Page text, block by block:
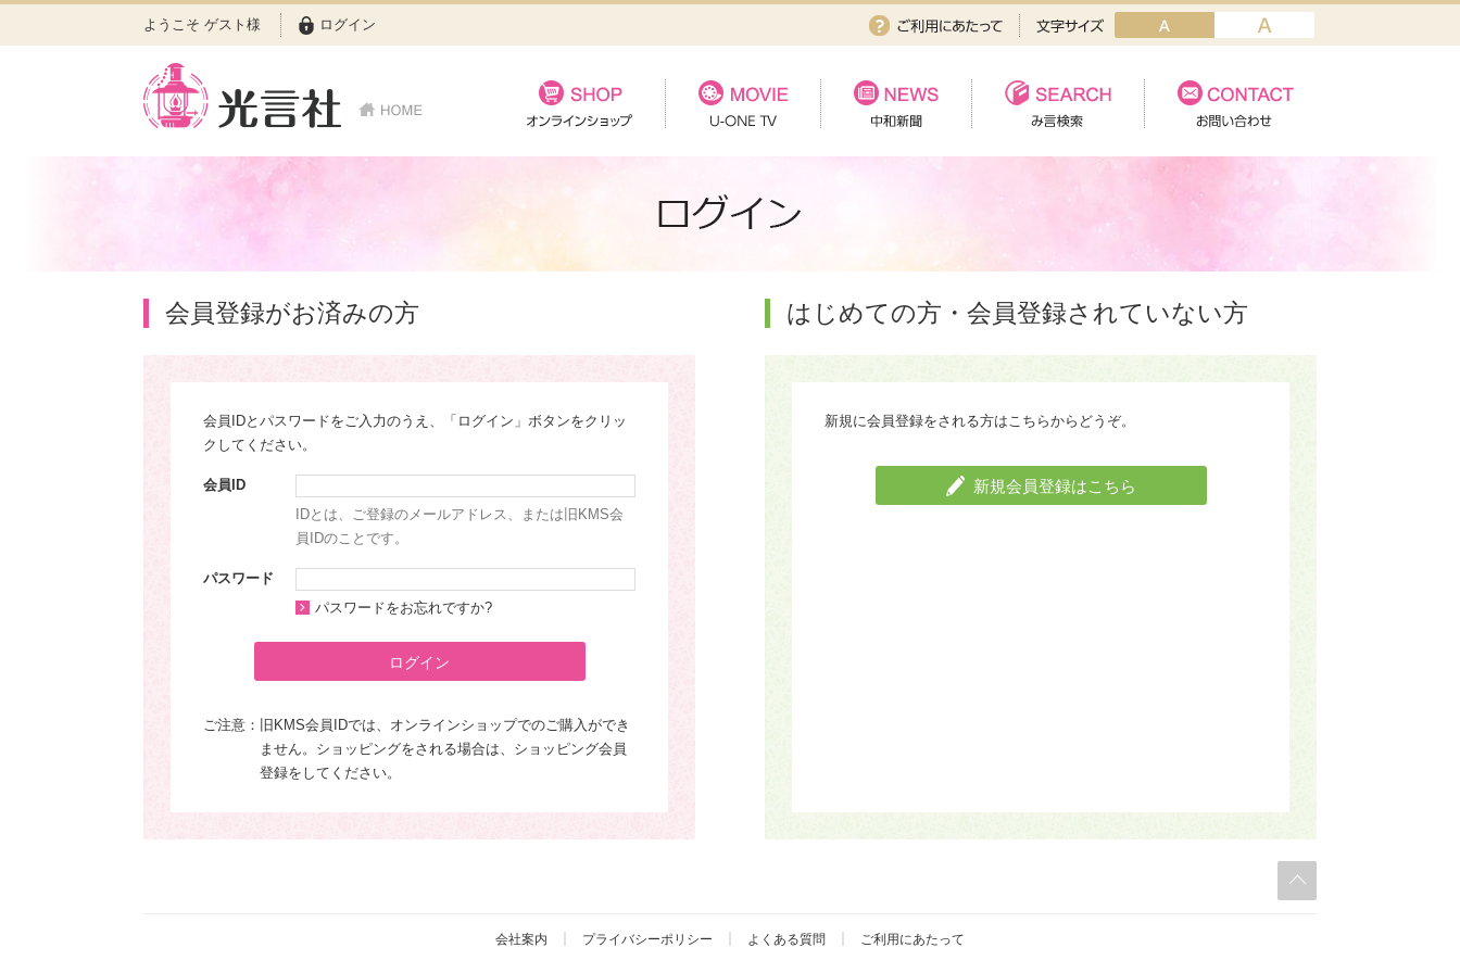
ようこそ ゲスト様 ログイン
会員登録がお済みの方
会員IDとパスワードをご入力のうえ、「ログイン」ボタンをクリッ
クしてください。
会員ID
IDとは、ご登録のメールアドレス、または旧KMS会
員IDのことです。
パスワード
パスワードをお忘れですか?
ログイン
ご注意：
旧KMS会員IDでは、オンラインショップでのご購入ができ
ません。ショッピングをされる場合は、ショッピング会員
登録をしてください。
はじめての方・会員登録されていない方
新規に会員登録をされる方はこちらからどうぞ。
新規会員登録はこちら
会社案内 プライバシーポリシー よくある質問 ご利用にあたって